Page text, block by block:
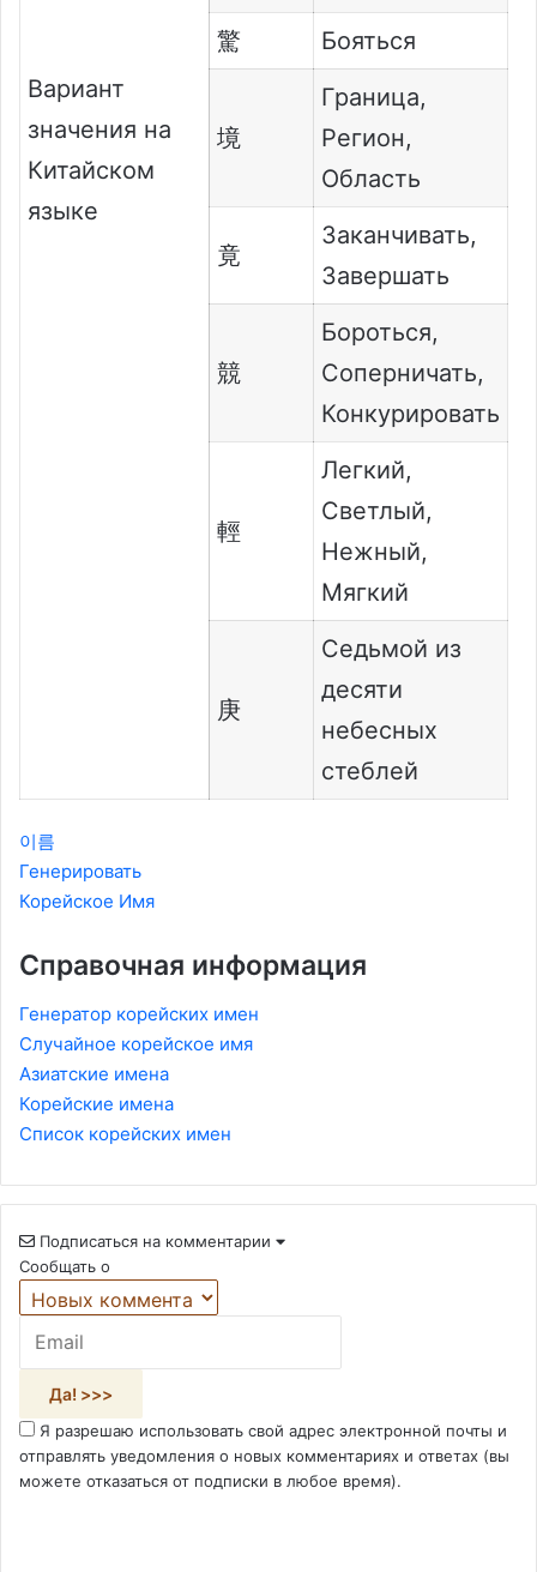
Вариант
значения на
Китайском
языке
驚
Бояться
境
Граница,
Регион,
Область
竟
Заканчивать,
Завершать
競
Бороться,
Соперничать,
Конкурировать
輕
Легкий,
Светлый,
Нежный,
Мягкий
庚
Седьмой из
десяти
небесных
стеблей
이름
Генерировать
Корейское Имя
Справочная информация
Генератор корейских имен
Случайное корейское имя
Азиатские имена
Корейские имена
Список корейских имен
Подписаться на комментарии
Сообщать о
Я разрешаю использовать свой адрес электронной почты и
отправлять уведомления о новых комментариях и ответах (вы
можете отказаться от подписки в любое время).